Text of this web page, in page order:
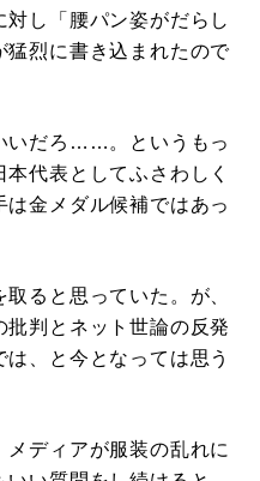
し「腰パン姿がだらし
猛烈に書き込まれたので
いだろ……。というもっ
代表としてふさわしく
金メダル候補ではあっ
ると思っていた。が、
判とネット世論の反発
、と今となっては思う
ディアが服装の乱れに